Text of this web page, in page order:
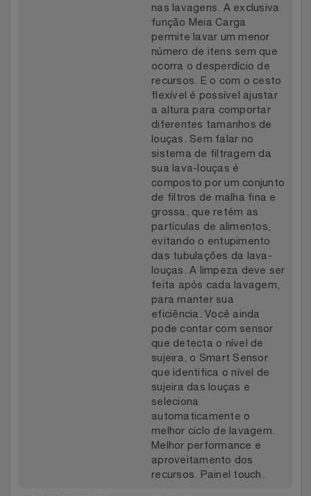
nas lavagens. A exclusiva
função Meia Carga
permite lavar um menor
número de itens sem que
ocorra o desperdício de
recursos. E o com o cesto
flexível é possível ajustar
a altura para comportar
diferentes tamanhos de
louças. Sem falar no
sistema de filtragem da
sua lava-louças é
composto por um conjunto
de filtros de malha fina e
grossa, que retém as
partículas de alimentos,
evitando o entupimento
das tubulações da lava-
louças. A limpeza deve ser
feita após cada lavagem,
para manter sua
eficiência. Você ainda
pode contar com sensor
que detecta o nível de
sujeira, o Smart Sensor
que identifica o nível de
sujeira das louças e
seleciona
automaticamente o
melhor ciclo de lavagem.
Melhor performance e
aproveitamento dos
recursos. Painel touch.